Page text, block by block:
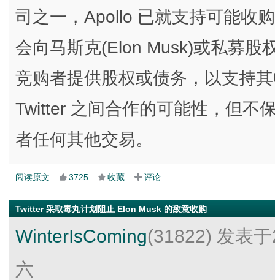
司之一，Apollo 已就支持可能收
会向马斯克(Elon Musk)或私募股
竞购者提供股权或债务，以支持
Twitter 之间合作的可能性，但不
者任何其他交易。
阅读原文 3725 收藏 评论
Twitter 采取毒丸计划阻止 Elon Musk 的敌意收购
WinterIsComing(31822) 发表
六